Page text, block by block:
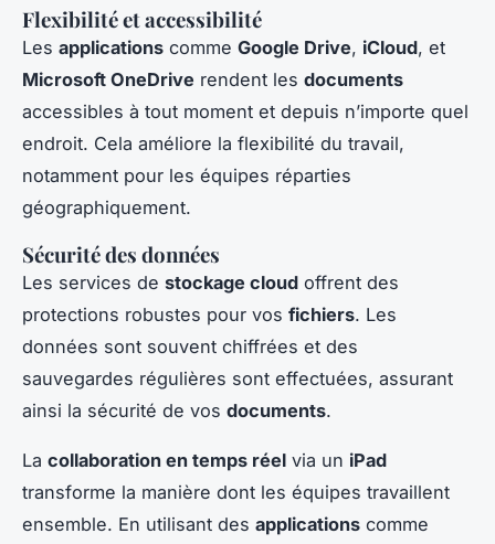
Flexibilité et accessibilité
Les applications comme Google Drive, iCloud, et
Microsoft OneDrive rendent les documents
accessibles à tout moment et depuis n’importe quel
endroit. Cela améliore la flexibilité du travail,
notamment pour les équipes réparties
géographiquement.
Sécurité des données
Les services de stockage cloud offrent des
protections robustes pour vos fichiers. Les
données sont souvent chiffrées et des
sauvegardes régulières sont effectuées, assurant
ainsi la sécurité de vos documents.
La collaboration en temps réel via un iPad
transforme la manière dont les équipes travaillent
ensemble. En utilisant des applications comme